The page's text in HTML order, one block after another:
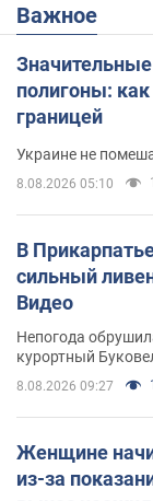
Важное
полигоны:
границей
Украине не
8.08.2026 05:10
В
сильный
Видео
Непогода
курортный
8.08.2026 09:27
Женщине
из-за